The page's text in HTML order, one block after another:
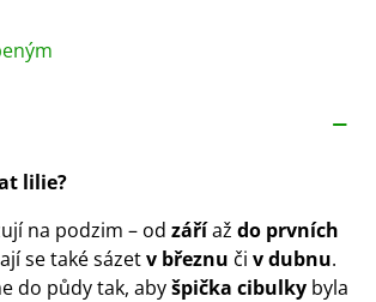
lilie?
na podzim – od záříaž do prvních
se také sázetv březnu či v dubnu.
do půdy tak, abyšpička cibulky byla